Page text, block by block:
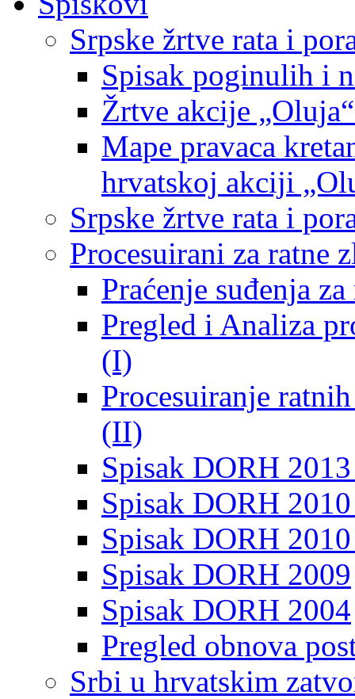
Srpske žrtve rata i
Spisak poginulih i
Žrtve akcije
Mape pravaca
hrvatskoj akciji
Srpske žrtve rata i
Procesuirani za ratne
Praćenje suđenja
Pregled i Analiza
(I)
Procesuiranje
(II)
Spisak DORH
Spisak DORH
Spisak DORH
Spisak DORH 2009
Spisak DORH 2004
Pregled obnova
Srbi u hrvatskim